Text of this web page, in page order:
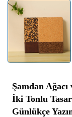
Şamdan
İki Tonlu
Günlükçe